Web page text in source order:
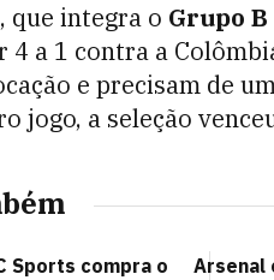
que integra o Grupo B
a 1 contra a
e precisam de
jogo, a seleção
Sports compra o
Arsenal